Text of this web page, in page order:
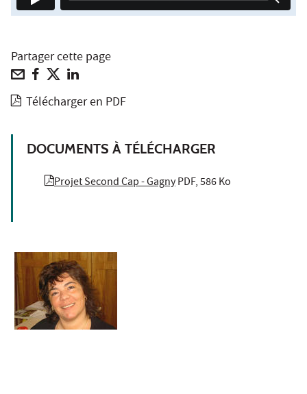
Partager cette page
Télécharger en PDF
DOCUMENTS À TÉLÉCHARGER
Projet Second Cap - GagnyPDF, 586 Ko